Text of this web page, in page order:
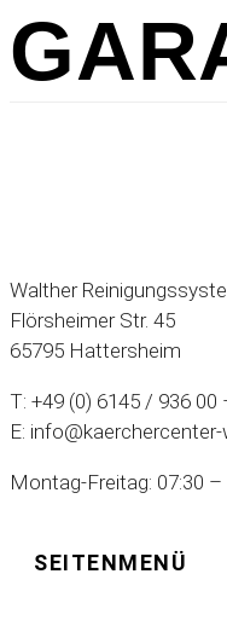
Walther
Flörsheimer Str. 45
65795 Hattersheim
T: +49 (0) 6145 / 936 00
E:
Montag-Freitag: 07:30 –
SEITENMENÜ